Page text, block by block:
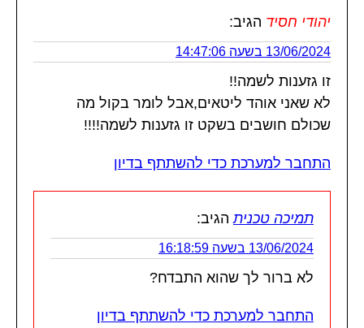
יהודי חסיד הגיב:
13/06/2024 בשעה 14:47:06
זו גזענות לשמה!!
לא שאני אוהד ליטאים,אבל לומר בקול מה
שכולם חושבים בשקט זו גזענות לשמה!!!!
התחבר למערכת כדי להשתתף בדיון
תמיכה טכנית הגיב:
13/06/2024 בשעה 16:18:59
לא ברור לך שהוא התבדח?
התחבר למערכת כדי להשתתף בדיון